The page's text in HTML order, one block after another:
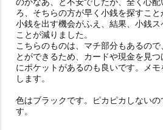
ろ、そちらの方が早く小銭を探すこ
小銭を出す機会がふえ、結果、小銭
ことが減りました。
こちらのものは、マチ部分もあるの
とができるため、カードや現金を見
にポケットがあるのも良いです。メ
します。
色はブラックです。ピカピカしない
す。